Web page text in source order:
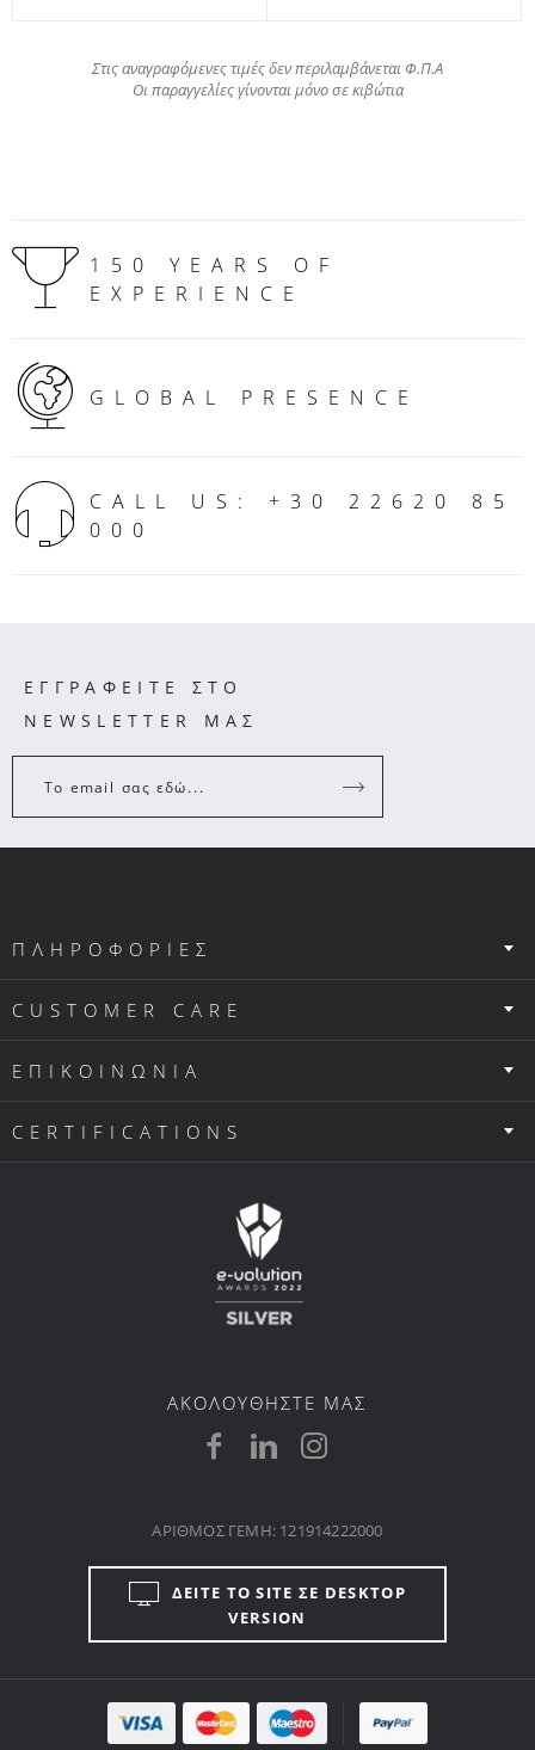
Στις αναγραφόμενες τιμές δεν περιλαμβάνεται Φ.Π.Α
Οι παραγγελίες γίνονται μόνο σε κιβώτια
150 YEARS OF
EXPERIENCE
GLOBAL PRESENCE
CALL US: +30 22620 85
000
ΕΓΓΡΑΦΕΙΤΕ ΣΤΟ
NEWSLETTER ΜΑΣ
Το email σας εδώ...
ΠΛΗΡΟΦΟΡΙΕΣ
CUSTOMER CARE
ΕΠΙΚΟΙΝΩΝΙΑ
CERTIFICATIONS
ΑΚΟΛΟΥΘΗΣΤΕ ΜΑΣ
ΔΕΙΤΕ ΤΟ SITE ΣΕ DESKTOP
VERSION
ΑΡΙΘΜΟΣ ΓΕΜΗ: 121914222000